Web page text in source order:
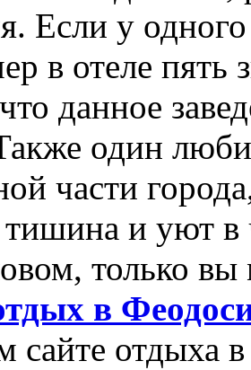
Если у
в отеле пять
данное
один
части
и уют в
только
в
сайте отдыха